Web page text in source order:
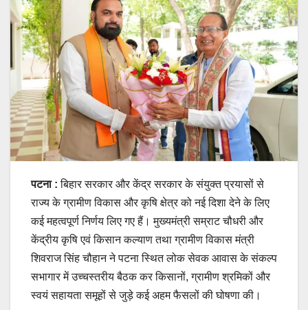
पटना : बिहार सरकार और केंद्र सरकार के संयुक्त प्रयासों से
राज्य के ग्रामीण विकास और कृषि क्षेत्र को नई दिशा देने के लिए
कई महत्वपूर्ण निर्णय लिए गए हैं। मुख्यमंत्री सम्राट चौधरी और
केंद्रीय कृषि एवं किसान कल्याण तथा ग्रामीण विकास मंत्री
शिवराज सिंह चौहान ने पटना स्थित लोक सेवक आवास के संकल्प
सभागार में उच्चस्तरीय बैठक कर किसानों, ग्रामीण श्रमिकों और
स्वयं सहायता समूहों से जुड़े कई अहम फैसलों की घोषणा की।